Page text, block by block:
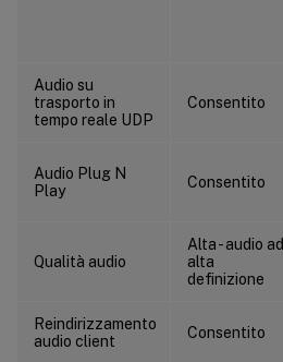
Audio su
trasporto in
tempo reale UDP
Consentito
Audio Plug N
Play
Consentito
Qualità audio
Alta - audio ad
alta
definizione
Reindirizzamento
audio client
Consentito